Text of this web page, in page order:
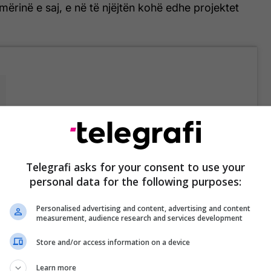
e saj, e në të njëjtën kohë edhe projektet
në rrjetin social Instagram, këngëtarja ka
në të cilat është shfaqur mjaft tërheqëse.
Telegrafi asks for your consent to use your
personal data for the following purposes:
Personalised advertising and content, advertising and content
measurement, audience research and services development
Store and/or access information on a device
Learn more